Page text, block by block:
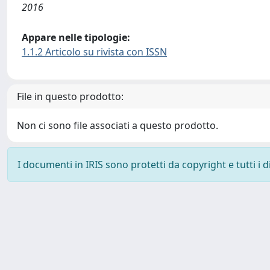
2016
Appare nelle tipologie:
1.1.2 Articolo su rivista con ISSN
File in questo prodotto:
Non ci sono file associati a questo prodotto.
I documenti in IRIS sono protetti da copyright e tutti i